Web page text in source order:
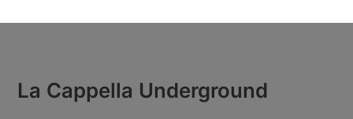
La Cappella Underground